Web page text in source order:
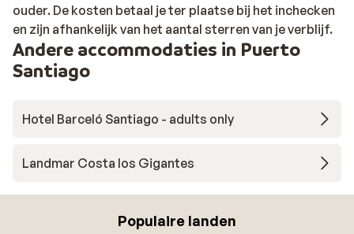
ouder. De kosten betaal je ter plaatse bij het inchecken
en zijn afhankelijk van het aantal sterren van je verblijf.
Andere accommodaties in Puerto
Santiago
Hotel Barceló Santiago - adults only
Landmar Costa los Gigantes
Populaire landen